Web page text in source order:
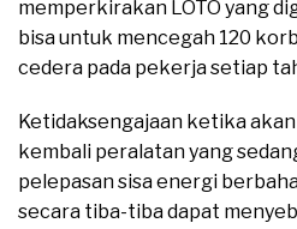
memperkirakan LOTO yang
bisa untuk mencegah 120
cedera pada pekerja setiap
Ketidaksengajaan ketika
kembali peralatan yang
pelepasan sisa energi
secara tiba-tiba dapat